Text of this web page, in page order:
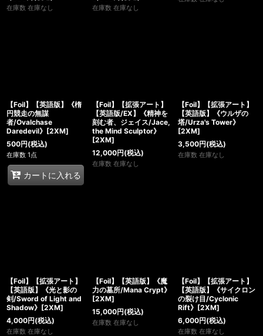
在庫数 在庫なし 在庫数 在庫なし
【Foil】【英語版】《楕
円競走の無謀
者/Ovalchase
Daredevil》[2XM]
500円(税込)
在庫数 1点
カートに入れる
【Foil】【拡張アート】
【英語版/EX】《精神を
刻む者、ジェイス/Jace,
the Mind Sculptor》
[2XM]
12,000円(税込)
在庫数 在庫なし
【Foil】【拡張アート】
【英語版】《ウルザの
塔/Urza's Tower》
[2XM]
3,500円(税込)
在庫数 在庫なし
【Foil】【拡張アート】
【英語版】《光と影の
剣/Sword of Light and
Shadow》[2XM]
4,000円(税込)
在庫数 在庫なし
【Foil】【英語版】《魔
力の墓所/Mana Crypt》
[2XM]
15,000円(税込)
在庫数 在庫なし
【Foil】【拡張アート】
【英語版】《サイクロン
の裂け目/Cyclonic
Rift》[2XM]
6,000円(税込)
在庫数 在庫なし